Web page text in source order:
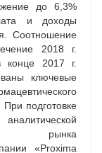
до 6,3%
и доходы
Соотношение
2018 г.
конце 2017 г.
ключевые
подготовке
рынка
«Proxima